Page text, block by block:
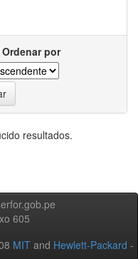
Ordenar por
resultados.
605
MIT and Hewlett-Packard -